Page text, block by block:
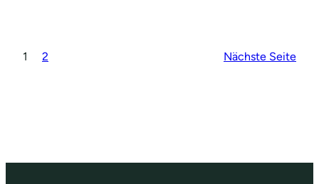
1 2 Nächste Seite